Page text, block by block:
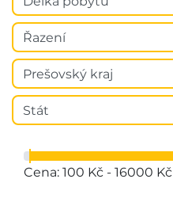
Cena: 100 Kč - 16000 Kč